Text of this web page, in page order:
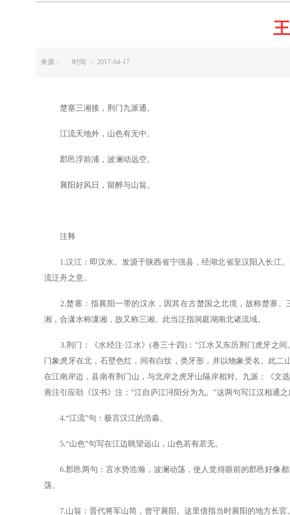
来源： 时间 ： 2017-04-17
楚塞三湘接，荆门九派通。
江流天地外，山色有无中。
郡邑浮前浦，波澜动远空。
襄阳好风日，留醉与山翁。
注释
1.汉江：即汉水。发源于陕西省宁强县，经湖北省至汉阳入长江
流泛舟之意。
2.楚塞：指襄阳一带的汉水，因其在古楚国之北境，故称楚塞。
湘，合潇水称潇湘，故又称三湘。此当泛指洞庭湖南北诸流域。
3.荆门：《水经注·江水》(卷三十四)："江水又东历荆门虎牙之间
门象虎牙在北，石壁色红，间有白纹，类牙形，并以物象受名。此二
在江南岸边，县南有荆门山，与北岸之虎牙山隔岸相对。九派：《文
善注引应劭《汉书》注："江自庐江浔阳分为九。"这两句写江汉相通之
4.“江流”句：极言汉江的浩淼。
5.“山色”句写在江边眺望远山，山色若有若无。
6.郡邑两句：言水势浩瀚，波澜动荡，使人觉得眼前的郡邑好像都
荡。
7.山翁：晋代将军山简，曾守襄阳。这里借指当时襄阳的地方长官